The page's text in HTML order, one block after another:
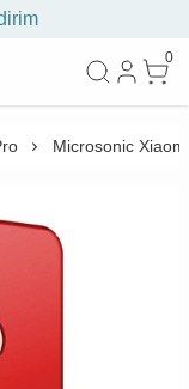
0
Microsonic